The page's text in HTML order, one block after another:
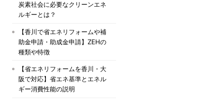
炭素社会に必要なクリーンエネ
ルギーとは？
【香川で省エネリフォームや補
助金申請・助成金申請】ZEHの
種類や特徴
【省エネリフォームを香川・大
阪で対応】省エネ基準とエネル
ギー消費性能の説明